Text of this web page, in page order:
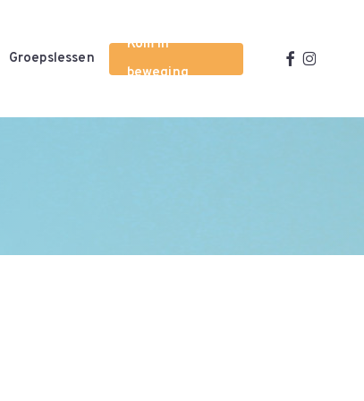
Groepslessen
Kom in
beweging
facebook